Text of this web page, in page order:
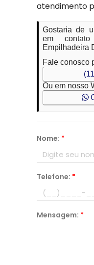
atendimento
Gostaria de
em
Empilhadeira
Fale conosco
Ou em nosso
Nome: *
Telefone: *
Mensagem: *